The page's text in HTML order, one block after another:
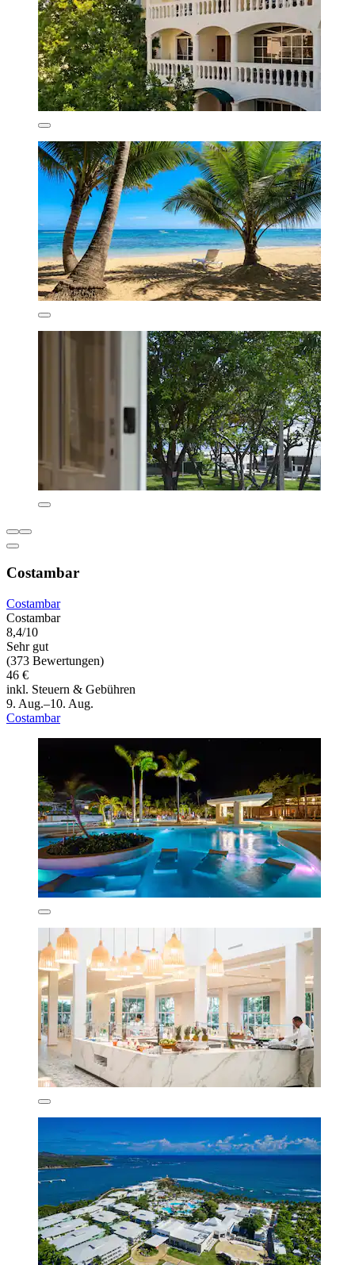
Costambar
Costambar
Costambar
8,4/10
Sehr gut
(373 Bewertungen)
46 €
inkl. Steuern & Gebühren
9. Aug.–10. Aug.
Costambar